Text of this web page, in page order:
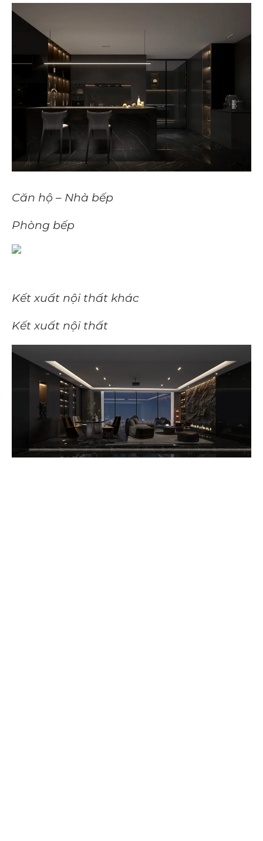
Căn hộ – Nhà bếp
Phòng bếp
Kết xuất nội thất khác
Kết xuất nội thất